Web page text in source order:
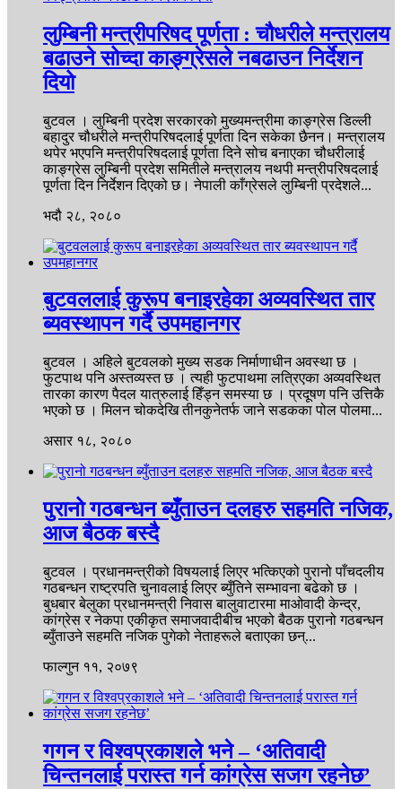
लुम्बिनी मन्त्रीपरिषद पूर्णता : चौधरीले मन्त्रालय
बढाउने सोच्दा काङ्ग्रेसले नबढाउन निर्देशन
दियो
बुटवल । लुम्बिनी प्रदेश सरकारको मुख्यमन्त्रीमा काङ्ग्रेस डिल्ली
बहादुर चौधरीले मन्त्रीपरिषदलाई पूर्णता दिन सकेका छैनन। मन्त्रालय
थपेर भएपनि मन्त्रीपरिषदलाई पूर्णता दिने सोच बनाएका चौधरीलाई
काङ्ग्रेस लुम्बिनी प्रदेश समितीले मन्त्रालय नथपी मन्त्रीपरिषदलाई
पूर्णता दिन निर्देशन दिएको छ। नेपाली काँग्रेसले लुम्बिनी प्रदेशले...
भदौ २८, २०८०
बुटवललाई कुरूप बनाइरहेका अव्यवस्थित तार
ब्यवस्थापन गर्दै उपमहानगर
बुटवल । अहिले बुटवलको मुख्य सडक निर्माणाधीन अवस्था छ ।
फुटपाथ पनि अस्तव्यस्त छ । त्यही फुटपाथमा लत्रिएका अव्यवस्थित
तारका कारण पैदल यात्रुलाई हिँड्न समस्या छ । प्रदूषण पनि उत्तिकै
भएको छ । मिलन चोकदेखि तीनकुनेतर्फ जाने सडकका पोल पोलमा...
असार १८, २०८०
पुरानो गठबन्धन ब्युँताउन दलहरु सहमति नजिक,
आज बैठक बस्दै
बुटवल । प्रधानमन्त्रीको विषयलाई लिएर भत्किएको पुरानो पाँचदलीय
गठबन्धन राष्ट्रपति चुनावलाई लिएर ब्युँतिने सम्भावना बढेको छ ।
बुधबार बेलुका प्रधानमन्त्री निवास बालुवाटारमा माओवादी केन्द्र,
कांग्रेस र नेकपा एकीकृत समाजवादीबीच भएको बैठक पुरानो गठबन्धन
ब्युँताउने सहमति नजिक पुगेको नेताहरूले बताएका छन्...
फाल्गुन ११, २०७९
गगन र विश्वप्रकाशले भने – ‘अतिवादी
चिन्तनलाई परास्त गर्न कांग्रेस सजग रहनेछ’